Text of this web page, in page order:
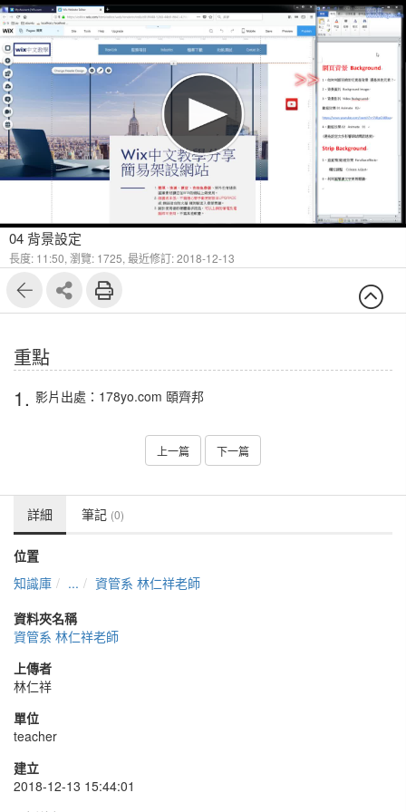
04 背景設定
長度: 11:50, 瀏覽: 1725, 最近修訂: 2018-12-13
重點
1. 影片出處：178yo.com 頤齊邦
上一篇 下一篇
詳細 筆記 (0)
位置
知識庫
...
資管系 林仁祥老師
資料夾名稱
資管系 林仁祥老師
上傳者
林仁祥
單位
teacher
建立
2018-12-13 15:44:01